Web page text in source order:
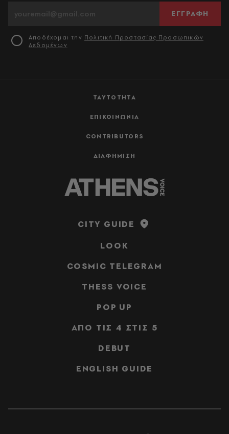
ΤΑΥΤΟΤΗΤΑ
ΕΠΙΚΟΙΝΩΝΙΑ
CONTRIBUTORS
ΔΙΑΦΗΜΙΣΗ
ΕΓΓΡΑΦΗ
Αποδέχομαι την Πολιτική Προστασίας Προσωπικών
Δεδομένων
CITY GUIDE
LOOK
COSMIC TELEGRAM
THESS VOICE
POP UP
ΑΠΟ ΤΙΣ 4 ΣΤΙΣ 5
DEBUT
ENGLISH GUIDE